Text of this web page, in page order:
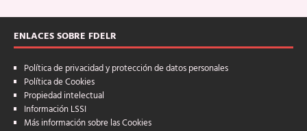
ENLACES SOBRE FDELR
Política de privacidad y protección de datos personales
Política de Cookies
Propiedad intelectual
Información LSSI
Más información sobre las Cookies